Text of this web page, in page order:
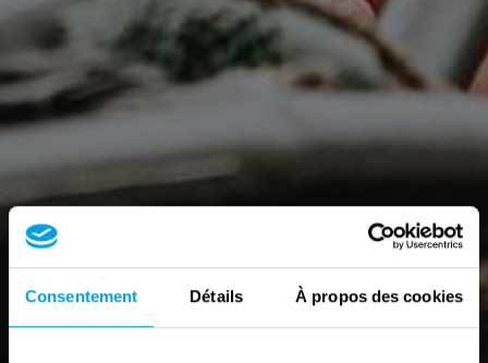
Consentement Détails À propos des cookies